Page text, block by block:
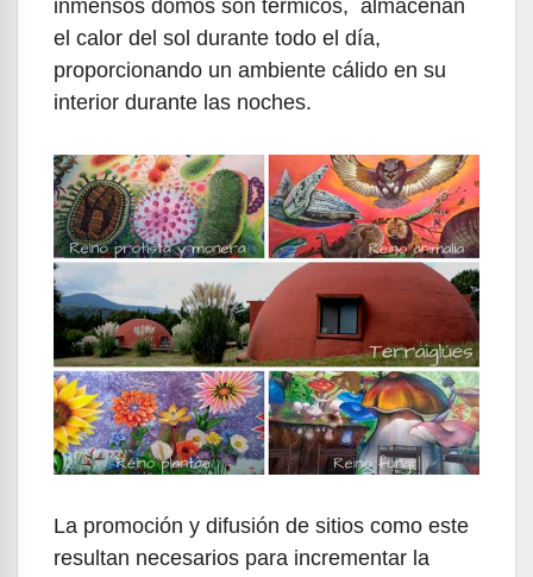
inmensos domos son térmicos, almacenan
el calor del sol durante todo el día,
proporcionando un ambiente cálido en su
interior durante las noches.
La promoción y difusión de sitios como este
resultan necesarios para incrementar la